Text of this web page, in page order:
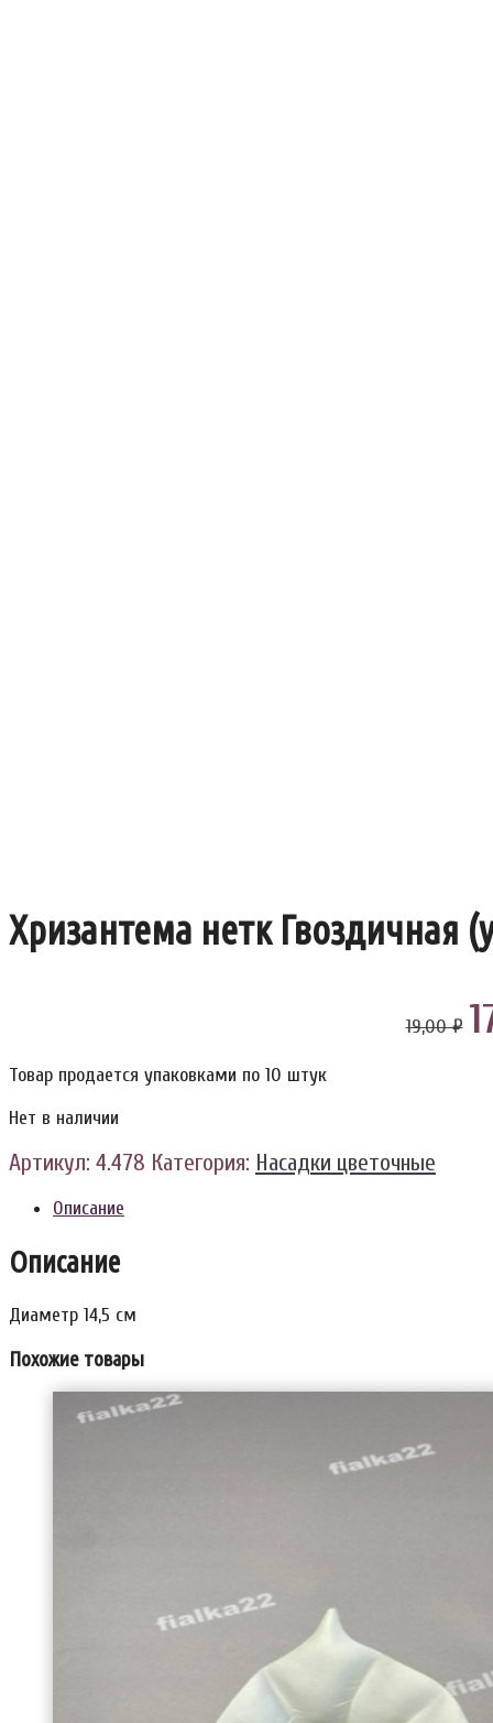
Хризантема нетк Гвоздичная
19,00 ₽
Товар продается упаковками по 10 штук
Нет в наличии
Артикул: 4.478 Категория: Насадки цветочные
Описание
Описание
Диаметр 14,5 см
Похожие товары